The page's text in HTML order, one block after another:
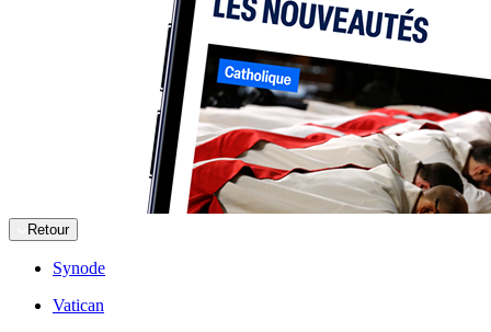
Retour
Synode
Vatican